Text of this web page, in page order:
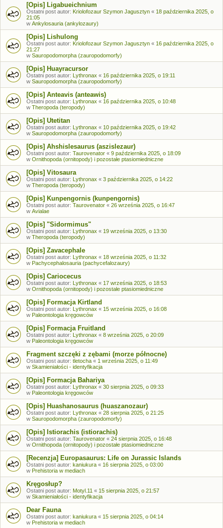
[Opis] Ligabueichnium
Ostatni post autor: Kriolofozaur Szymon Jagusztyn « 18 października 2025, o
21:05
w Ankylosauria (ankylozaury)
[Opis] Lishulong
Ostatni post autor: Kriolofozaur Szymon Jagusztyn « 16 października 2025, o
21:27
w Sauropodomorpha (zauropodomorfy)
[Opis] Huayracursor
Ostatni post autor: Lythronax « 16 października 2025, o 19:11
w Sauropodomorpha (zauropodomorfy)
[Opis] Anteavis (anteawis)
Ostatni post autor: Lythronax « 16 października 2025, o 10:48
w Theropoda (teropody)
[Opis] Utetitan
Ostatni post autor: Lythronax « 10 października 2025, o 19:42
w Sauropodomorpha (zauropodomorfy)
[Opis] Ahshislesaurus (aszislezaur)
Ostatni post autor: Taurovenator « 9 października 2025, o 18:09
w Ornithopoda (ornitopody) i pozostałe ptasiomiedniczne
[Opis] Vitosaura
Ostatni post autor: Lythronax « 3 października 2025, o 14:22
w Theropoda (teropody)
[Opis] Kunpengornis (kunpengornis)
Ostatni post autor: Taurovenator « 26 września 2025, o 16:47
w Avialae
[Opis] "Sidormimus"
Ostatni post autor: Lythronax « 19 września 2025, o 13:30
w Theropoda (teropody)
[Opis] Zavacephale
Ostatni post autor: Lythronax « 18 września 2025, o 11:32
w Pachycephalosauria (pachycefalozaury)
[Opis] Cariocecus
Ostatni post autor: Lythronax « 17 września 2025, o 18:53
w Ornithopoda (ornitopody) i pozostałe ptasiomiedniczne
[Opis] Formacja Kirtland
Ostatni post autor: Lythronax « 15 września 2025, o 16:08
w Paleontologia kręgowców
[Opis] Formacja Fruitland
Ostatni post autor: Lythronax « 8 września 2025, o 20:09
w Paleontologia kręgowców
Fragment szczęki z zębami (morze północne)
Ostatni post autor: tletocha « 1 września 2025, o 11:49
w Skamieniałości - identyfikacja
[Opis] Formacja Bahariya
Ostatni post autor: Lythronax « 30 sierpnia 2025, o 09:33
w Paleontologia kręgowców
[Opis] Huashanosaurus (huaszanozaur)
Ostatni post autor: Lythronax « 28 sierpnia 2025, o 21:25
w Sauropodomorpha (zauropodomorfy)
[Opis] Istiorachis (istiorachis)
Ostatni post autor: Taurovenator « 24 sierpnia 2025, o 16:48
w Ornithopoda (ornitopody) i pozostałe ptasiomiedniczne
[Recenzja] Europasaurus: Life on Jurassic Islands
Ostatni post autor: kaniukura « 16 sierpnia 2025, o 03:00
w Prehistoria w mediach
Kręgosłup?
Ostatni post autor: Motyl.11 « 15 sierpnia 2025, o 21:57
w Skamieniałości - identyfikacja
Dear Fauna
Ostatni post autor: kaniukura « 15 sierpnia 2025, o 04:14
w Prehistoria w mediach